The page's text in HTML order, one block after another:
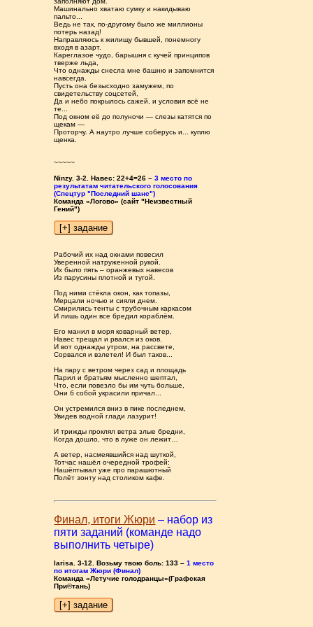
Машинально хватаю сумку и накидываю
пальто...
Ведь не так, по-другому было же миллионы
потерь назад!
Направляюсь к жилищу бывшей, понемногу
входя в азарт.
Кареглазое чудо, барышня с кучей принципов
тверже льда,
Что однажды снесла мне башню и запомнится
навсегда.
Пусть она безысходно замужем, по
свидетельству соцсетей,
Да и небо покрылось сажей, и условия всё не
те...
Под окном её до полуночи — слезы катятся по
щекам —
Проторчу. А наутро лучше соберусь и... куплю
щенка.
~~~~~
Ninzy. 3-2. Навес: 22+4=26 –3 место по
результатам читательского голосования
(Спецтур "Последний шанс")
Команда «Логово» (сайт "Неизвестный
Гений")
Рабочий их над окнами повесил
Уверенной натруженной рукой.
Их было пять – оранжевых навесов
Из парусины плотной и тугой.
Под ними стёкла окон, как топазы,
Мерцали ночью и сияли днем.
Смирились тенты с трубочным каркасом
И лишь один все бредил кораблём.
Его манил в моря коварный ветер,
Навес трещал и рвался из оков.
И вот однажды утром, на рассвете,
Сорвался и взлетел! И был таков...
На пару с ветром через сад и площадь
Парил и братьям мысленно шептал,
Что, если повезло бы им чуть больше,
Они б собой украсили причал...
Он устремился вниз в пике последнем,
Увидев водной глади лазурит!
И трижды проклял ветра злые бредни,
Когда дошло, что в луже он лежит…
А ветер, насмеявшийся над шуткой,
Тотчас нашёл очередной трофей:
Нашёптывал уже про парашютный
Полёт зонту над столиком кафе.
Финал, итоги Жюри – набор из
пяти заданий (команде надо
выполнить четыре)
larisa. 3-12. Возьму твою боль: 133 –1 место
по итогам Жюри (Финал)
Команда «Летучие голодранцы»(Графская
При©тань)